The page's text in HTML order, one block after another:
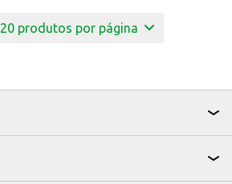
20produtos por página